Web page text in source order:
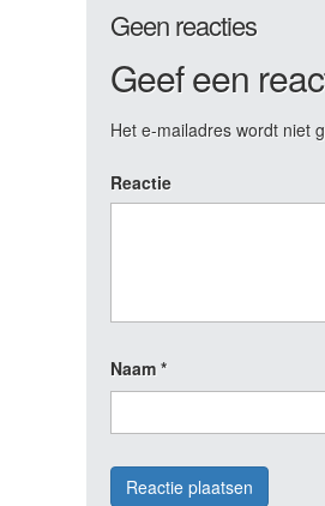
Geen reacties
Geef een
Het e-mailadres wordt niet
Reactie
Naam *